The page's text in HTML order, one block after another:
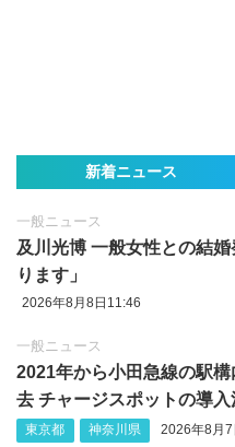
新着ニュース
一般ニュース
及川光博 一般女性との結
ります」
2026年8月8日11:46
一般ニュース
2021年から小田急線の駅
去 チャージスポットの導入
東京都 神奈川県 2026年8月